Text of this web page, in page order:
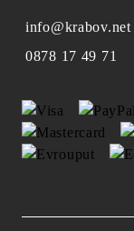
info@krabov.net
0878 17 49 71